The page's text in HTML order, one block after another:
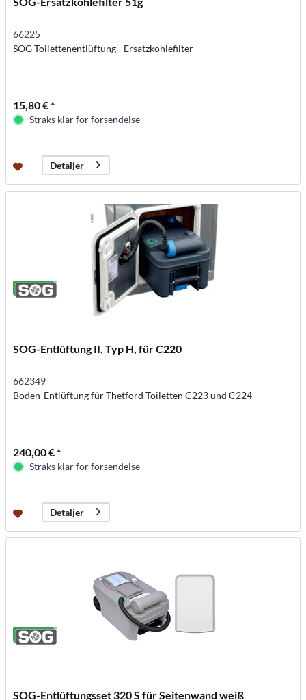
66225
SOG Toilettenentlüftung - Ersatzkohlefilter
15,80 € *
Straks klar for forsendelse
Detaljer
SOG-Entlüftung II, Typ H, für C220
662349
Boden-Entlüftung für Thetford Toiletten C223 und C224
240,00 € *
Straks klar for forsendelse
Detaljer
SOG-Entlüftungsset 320 S für Seitenwand weiß